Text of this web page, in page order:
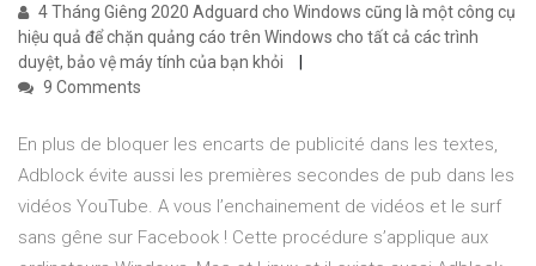
4 Tháng Giêng 2020 Adguard cho Windows cũng là một công cụ
hiệu quả để chặn quảng cáo trên Windows cho tất cả các trình
duyệt, bảo vệ máy tính của bạn khỏi
9 Comments
En plus de bloquer les encarts de publicité dans les textes,
Adblock évite aussi les premières secondes de pub dans les
vidéos YouTube. A vous l’enchainement de vidéos et le surf
sans gêne sur Facebook ! Cette procédure s’applique aux